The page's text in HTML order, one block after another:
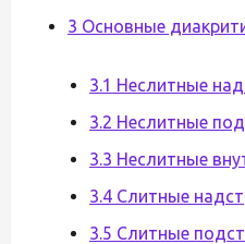
3 Основные
3.1 Неслитные
3.2 Неслитные
3.3 Неслитные
3.4 Слитные
3.5 Слитные